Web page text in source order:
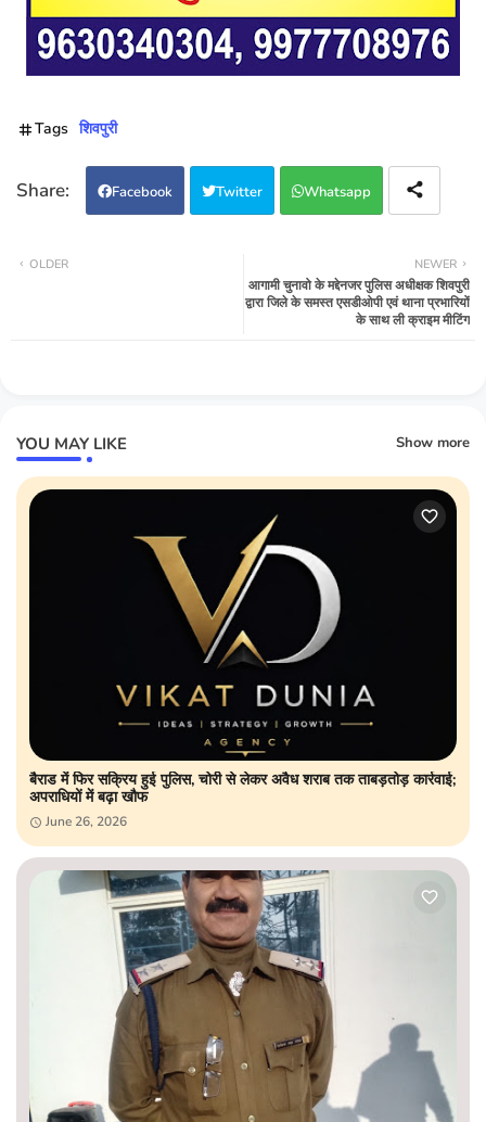
Tags शिवपुरी
Facebook Twitter Whatsapp
NEWER
आगामी चुनावो के मद्देनजर पुलिस अधीक्षक शिवपुरी
द्वारा जिले के समस्त एसडीओपी एवं थाना प्रभारियों
के साथ ली क्राइम मीटिंग
OLDER
YOU MAY LIKE Show more
बैराड में फिर सक्रिय हुई पुलिस, चोरी से लेकर अवैध शराब तक ताबड़तोड़ कार्रवाई;
अपराधियों में बढ़ा खौफ
June 26, 2026